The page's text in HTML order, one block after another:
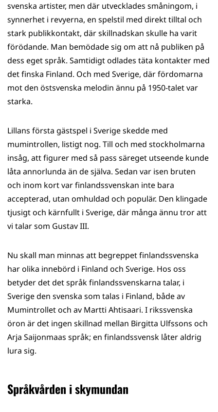
svenska artister, men där utvecklades småningom, i
synnerhet i revyerna, en spelstil med direkt tilltal och
stark publikkontakt, där skillnadskan skulle ha varit
förödande. Man bemödade sig om att nå publiken på
dess eget språk. Samtidigt odlades täta kontakter med
det finska Finland. Och med Sverige, där fördomarna
mot den östsvenska melodin ännu på 1950-talet var
starka.
Lillans första gästspel i Sverige skedde med
mumintrollen, listigt nog. Till och med stockholmarna
insåg, att figurer med så pass säreget utseende kunde
låta annorlunda än de själva. Sedan var isen bruten
och inom kort var finlandssvenskan inte bara
accepterad, utan omhuldad och populär. Den klingade
tjusigt och kärnfullt i Sverige, där många ännu tror att
vi talar som Gustav III.
Nu skall man minnas att begreppet finlandssvenska
har olika innebörd i Finland och Sverige. Hos oss
betyder det det språk finlandssvenskarna talar, i
Sverige den svenska som talas i Finland, både av
Mumintrollet och av Martti Ahtisaari. I rikssvenska
öron är det ingen skillnad mellan Birgitta Ulfssons och
Arja Saijonmaas språk; en finlandssvensk låter aldrig
lura sig.
Språkvården i skymundan